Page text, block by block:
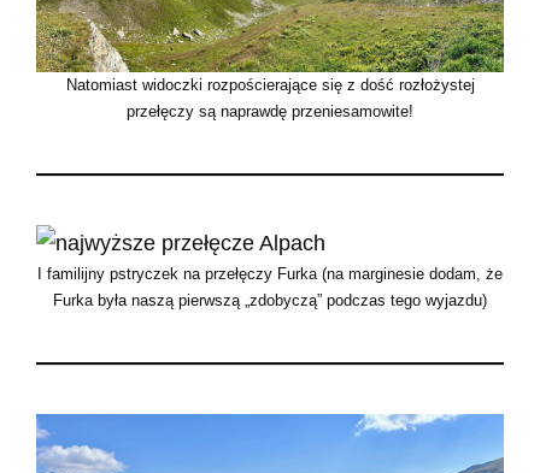
Natomiast widoczki rozpościerające się z dość rozłożystej
przełęczy są naprawdę przeniesamowite!
I familijny pstryczek na przełęczy Furka (na marginesie dodam, że
Furka była naszą pierwszą „zdobyczą” podczas tego wyjazdu)